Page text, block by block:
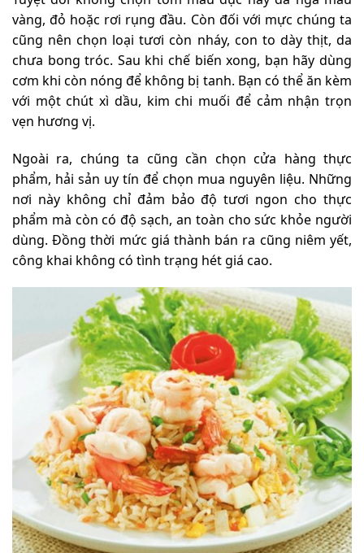
vàng, đỏ hoặc rơi rụng đầu. Còn đối với mực chúng ta
cũng nên chọn loại tươi còn nháy, con to dày thịt, da
chưa bong tróc. Sau khi chế biến xong, bạn hãy dùng
cơm khi còn nóng để không bị tanh. Bạn có thể ăn kèm
với một chút xì dầu, kim chi muối để cảm nhận trọn
vẹn hương vị.
Ngoài ra, chúng ta cũng cần chọn cửa hàng thực
phẩm, hải sản uy tín để chọn mua nguyên liệu. Những
nơi này không chỉ đảm bảo độ tươi ngon cho thực
phẩm mà còn có độ sạch, an toàn cho sức khỏe người
dùng. Đồng thời mức giá thành bán ra cũng niêm yết,
công khai không có tình trạng hét giá cao.